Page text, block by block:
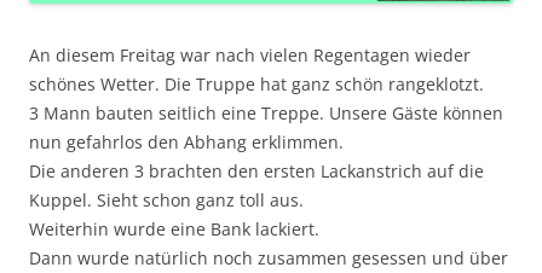
An diesem Freitag war nach vielen Regentagen wieder
schönes Wetter. Die Truppe hat ganz schön rangeklotzt.
3 Mann bauten seitlich eine Treppe. Unsere Gäste können
nun gefahrlos den Abhang erklimmen.
Die anderen 3 brachten den ersten Lackanstrich auf die
Kuppel. Sieht schon ganz toll aus.
Weiterhin wurde eine Bank lackiert.
Dann wurde natürlich noch zusammen gesessen und über